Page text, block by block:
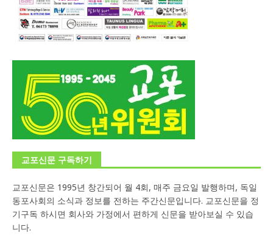
교포신문 구독하기
교포신문은 1995년 창간되어 월 4회, 매주 금요일 발행하며, 독일
동포사회의 소식과 정보를 전하는 주간신문입니다. 교포신문을 정
기구독 하시면 회사와 가정에서 편하게 신문을 받아보실 수 있습
니다.